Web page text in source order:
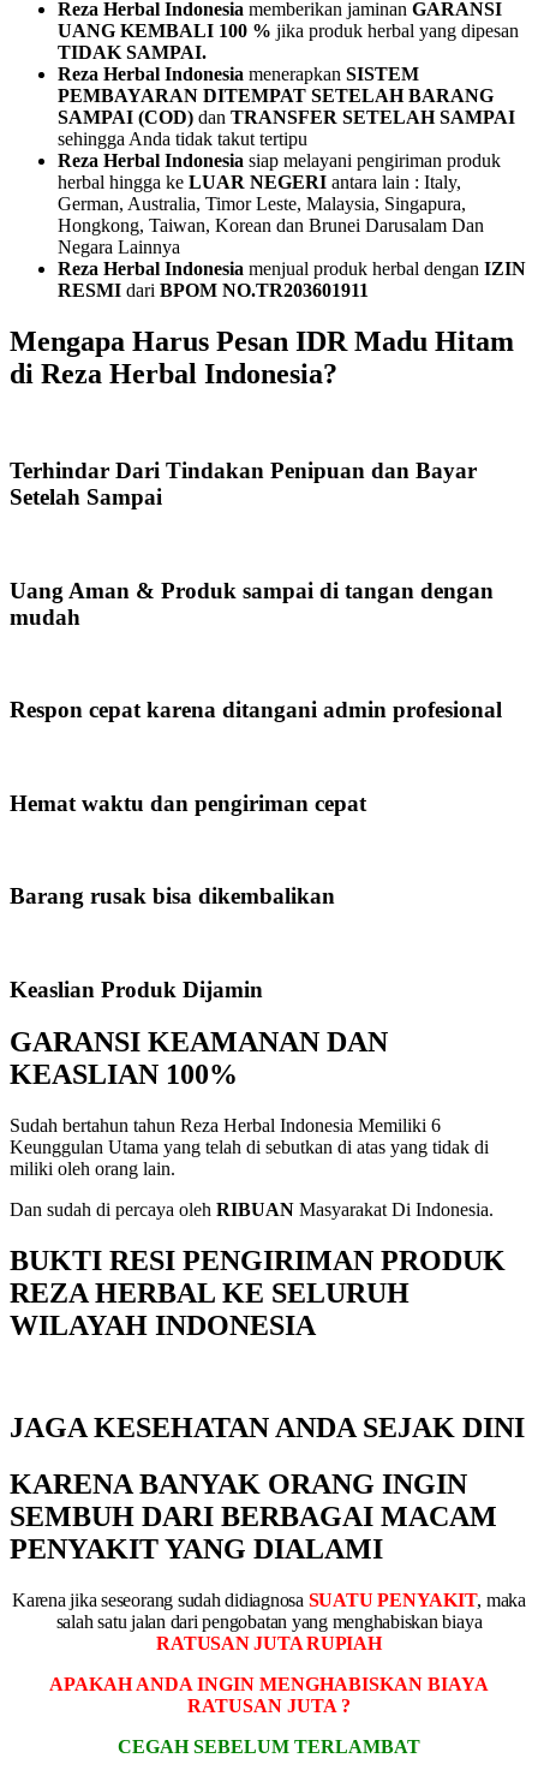
Reza Herbal Indonesia memberikan jaminan GARANSI
UANG KEMBALI 100 % jika produk herbal yang dipesan
TIDAK SAMPAI.
Reza Herbal Indonesia menerapkan SISTEM
PEMBAYARAN DITEMPAT SETELAH BARANG
SAMPAI (COD) dan TRANSFER SETELAH SAMPAI
sehingga Anda tidak takut tertipu
Reza Herbal Indonesia siap melayani pengiriman produk
herbal hingga ke LUAR NEGERI antara lain : Italy,
German, Australia, Timor Leste, Malaysia, Singapura,
Hongkong, Taiwan, Korean dan Brunei Darusalam Dan
Negara Lainnya
Reza Herbal Indonesia menjual produk herbal dengan IZIN
RESMI dari BPOM NO.TR203601911
Mengapa Harus Pesan IDR Madu Hitam
di Reza Herbal Indonesia?
Terhindar Dari Tindakan Penipuan dan Bayar
Setelah Sampai
Uang Aman & Produk sampai di tangan dengan
mudah
Respon cepat karena ditangani admin profesional
Hemat waktu dan pengiriman cepat
Barang rusak bisa dikembalikan
Keaslian Produk Dijamin
GARANSI KEAMANAN DAN
KEASLIAN 100%
Sudah bertahun tahun Reza Herbal Indonesia Memiliki 6
Keunggulan Utama yang telah di sebutkan di atas yang tidak di
miliki oleh orang lain.
Dan sudah di percaya oleh RIBUAN Masyarakat Di Indonesia.
BUKTI RESI PENGIRIMAN PRODUK
REZA HERBAL KE SELURUH
WILAYAH INDONESIA
JAGA KESEHATAN ANDA SEJAK DINI
KARENA BANYAK ORANG INGIN
SEMBUH DARI BERBAGAI MACAM
PENYAKIT YANG DIALAMI
Karena jika seseorang sudah didiagnosa SUATU PENYAKIT, maka
salah satu jalan dari pengobatan yang menghabiskan biaya
RATUSAN JUTA RUPIAH
APAKAH ANDA INGIN MENGHABISKAN BIAYA
RATUSAN JUTA ?
CEGAH SEBELUM TERLAMBAT